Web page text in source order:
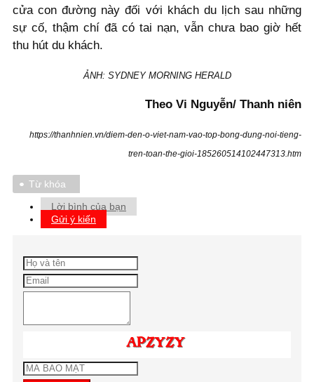
cửa con đường này đối với khách du lịch sau những
sự cố, thậm chí đã có tai nạn, vẫn chưa bao giờ hết
thu hút du khách.
ẢNH: SYDNEY MORNING HERALD
Theo Vi Nguyễn/ Thanh niên
https://thanhnien.vn/diem-den-o-viet-nam-vao-top-bong-dung-noi-tieng-
tren-toan-the-gioi-185260514102447313.htm
Từ khóa
Lời bình của bạn
Gửi ý kiến